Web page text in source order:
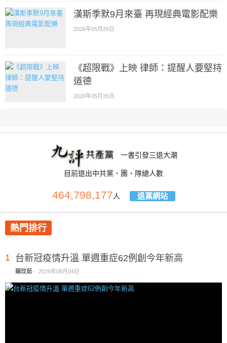
漢斯季默9月來臺 再現經典電影配樂
2026年05月26日
《超限戰》上映 律師：提醒人要堅持
道德
2026年05月26日
一書引發三退大潮
目前退出中共黨、團、隊總人數
464,798,177人 退黨網站
熱門排行
1 台新冠疫情升溫 單週重症62例創今年新高
賴玟茹 - 2026年08月04日